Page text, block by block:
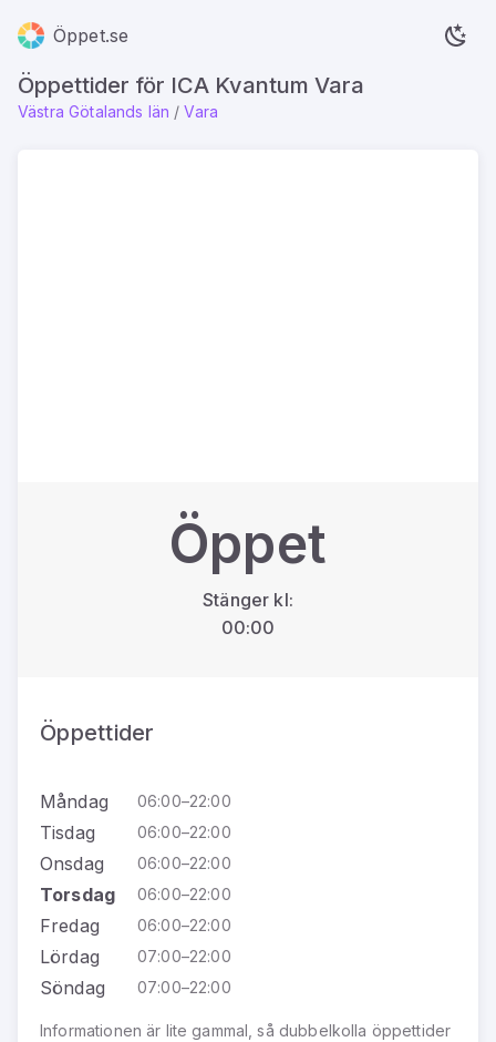
Öppet.se
Öppettider för ICA Kvantum Vara
Västra Götalands län / Vara
Öppet
Stänger kl:
00:00
Öppettider
Måndag 06:00–22:00
Tisdag 06:00–22:00
Onsdag 06:00–22:00
Torsdag 06:00–22:00
Fredag 06:00–22:00
Lördag 07:00–22:00
Söndag 07:00–22:00
Informationen är lite gammal, så dubbelkolla öppettider